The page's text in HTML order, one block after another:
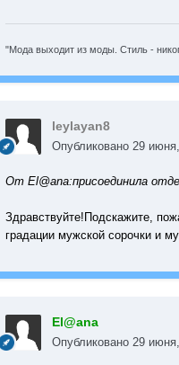
"Мода выходит из моды. Стиль -
leylayan8
Опубликовано 29
От El@ana:присоединила
Здравствуйте!Подскажите,
градации мужской сорочки и
El@ana
Опубликовано 29